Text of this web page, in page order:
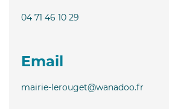
04 71 46 10 29
Email
mairie-lerouget@wanadoo.fr